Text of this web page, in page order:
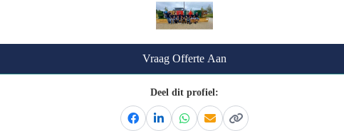
Vraag Offerte Aan
Deel dit profiel:
FacebookLinkedinWhatsapp
EmailKopieer link